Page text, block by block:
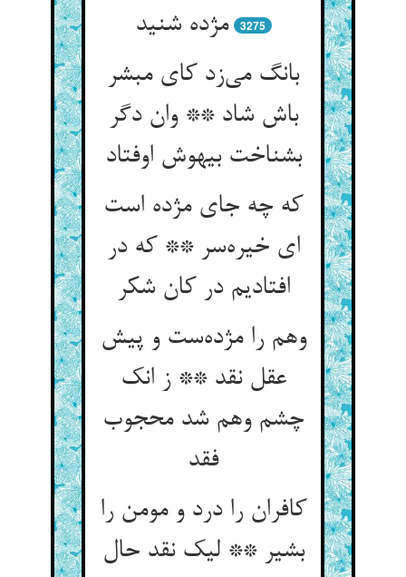
مژده شنید
3275
بانگ می‌زد کای مبشر
باش شاد ** وان دگر
بشناخت بیهوش اوفتاد
که چه جای مژده است
ای خیره‌سر ** که در
افتادیم در کان شکر
وهم را مژده‌ست و پیش
عقل نقد ** ز انک
چشم وهم شد محجوب
فقد
کافران را درد و مومن را
بشیر ** لیک نقد حال